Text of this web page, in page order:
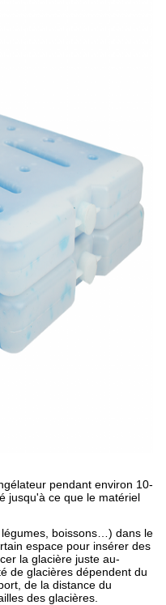
pendant environ 10-
jusqu'à ce que le matériel
boissons…) dans le
espace pour insérer des
la glacière juste au-
de glacières dépendent du
de la distance du
des glacières.